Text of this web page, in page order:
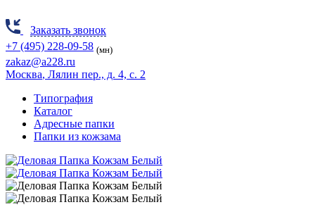
Заказать звонок
+7 (495) 228-09-58 (мн)
zakaz@a228.ru
Москва, Лялин пер., д. 4, с. 2
Типография
Каталог
Адресные папки
Папки из кожзама